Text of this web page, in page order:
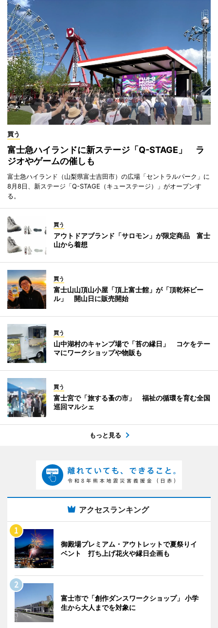
買う
富士急ハイランドに新ステージ「Q-STAGE」 ラ
ジオやゲームの催しも
富士急ハイランド（山梨県富士吉田市）の広場「セントラルパーク」に
8月8日、新ステージ「Q-STAGE（キューステージ）」がオープンす
る。
買う
アウトドアブランド「サロモン」が限定商品 富士
山から着想
買う
富士山山頂山小屋「頂上富士館」が「頂乾杯ビー
ル」 開山日に販売開始
買う
山中湖村のキャンプ場で「苔の縁日」 コケをテー
マにワークショップや物販も
買う
富士宮で「旅する蚤の市」 福祉の循環を育む全国
巡回マルシェ
もっと見る
アクセスランキング
御殿場プレミアム・アウトレットで夏祭りイ
ベント 打ち上げ花火や縁日企画も
富士市で「創作ダンスワークショップ」 小学
生から大人までを対象に